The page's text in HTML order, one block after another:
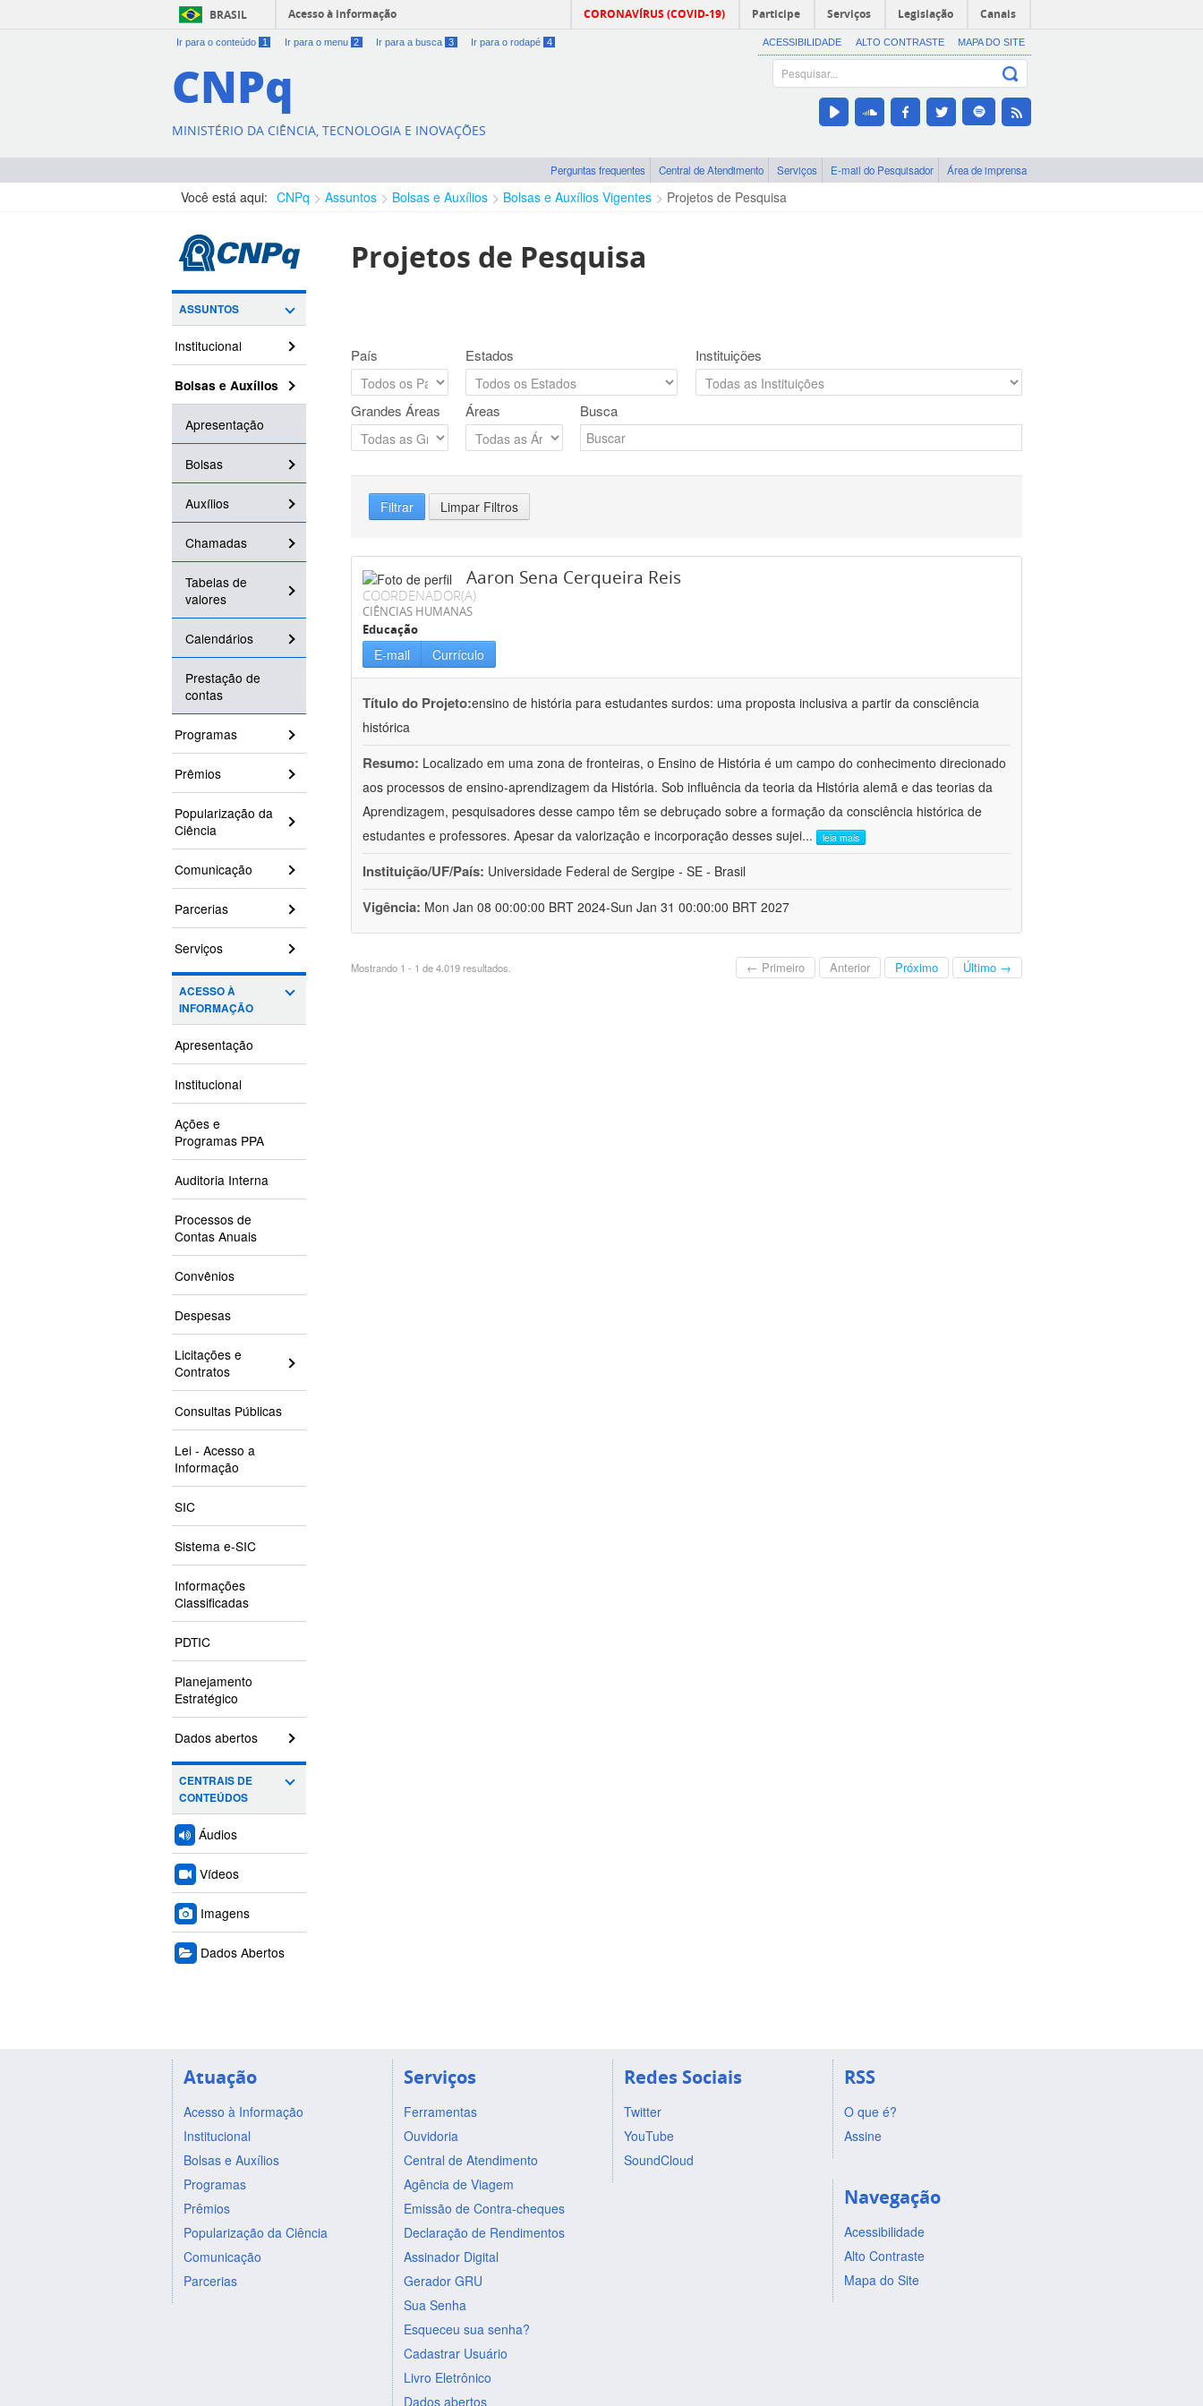
BRASIL Acesso à informação CORONAVÍRUS (COVID-19) Participe Serviços Legislação Canais
Ir para o conteúdo 1 Ir para o menu 2 Ir para a busca 3 Ir para o rodapé 4 ACESSIBILIDADE ALTO CONTRASTE MAPA DO SITE
CNPq
MINISTÉRIO DA CIÊNCIA, TECNOLOGIA E INOVAÇÕES
Perguntas frequentes Central de Atendimento Serviços E-mail do Pesquisador Área de imprensa
Você está aqui: CNPq Assuntos Bolsas e Auxílios Bolsas e Auxílios Vigentes Projetos de Pesquisa
ASSUNTOS
Institucional
Bolsas e Auxílios
Apresentação
Bolsas
Auxílios
Chamadas
Tabelas de
valores
Calendários
Prestação de
contas
Programas
Prêmios
Popularização da
Ciência
Comunicação
Parcerias
Serviços
ACESSO À
INFORMAÇÃO
Apresentação
Institucional
Ações e
Programas PPA
Auditoria Interna
Processos de
Contas Anuais
Convênios
Despesas
Licitações e
Contratos
Consultas Públicas
Lei - Acesso a
Informação
SIC
Sistema e-SIC
Informações
Classificadas
PDTIC
Planejamento
Estratégico
Dados abertos
CENTRAIS DE
CONTEÚDOS
Áudios
Vídeos
Imagens
Dados Abertos
Projetos de Pesquisa
País Estados Instituições
Grandes Áreas Áreas Busca
Filtrar Limpar Filtros
Aaron Sena Cerqueira Reis
COORDENADOR(A)
CIÊNCIAS HUMANAS
Educação
E-mail Currículo
Título do Projeto:ensino de história para estudantes surdos: uma proposta inclusiva a partir da consciência
histórica
Resumo: Localizado em uma zona de fronteiras, o Ensino de História é um campo do conhecimento direcionado
aos processos de ensino-aprendizagem da História. Sob influência da teoria da História alemã e das teorias da
Aprendizagem, pesquisadores desse campo têm se debruçado sobre a formação da consciência histórica de
estudantes e professores. Apesar da valorização e incorporação desses sujei... leia mais
Instituição/UF/País: Universidade Federal de Sergipe - SE - Brasil
Vigência: Mon Jan 08 00:00:00 BRT 2024-Sun Jan 31 00:00:00 BRT 2027
Mostrando 1 - 1 de 4.019 resultados. ← Primeiro Anterior Próximo Último →
Atuação
Acesso à Informação
Institucional
Bolsas e Auxílios
Programas
Prêmios
Popularização da Ciência
Comunicação
Parcerias
Serviços
Ferramentas
Ouvidoria
Central de Atendimento
Agência de Viagem
Emissão de Contra-cheques
Declaração de Rendimentos
Assinador Digital
Gerador GRU
Sua Senha
Esqueceu sua senha?
Cadastrar Usuário
Livro Eletrônico
Dados abertos
Redes Sociais
Twitter
YouTube
SoundCloud
RSS
O que é?
Assine
Navegação
Acessibilidade
Alto Contraste
Mapa do Site